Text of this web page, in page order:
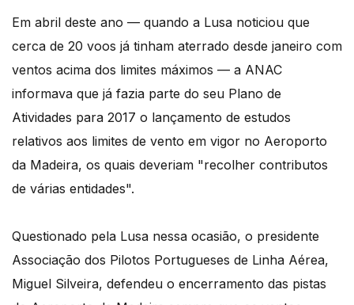
Em abril deste ano — quando a Lusa noticiou que
cerca de 20 voos já tinham aterrado desde janeiro com
ventos acima dos limites máximos — a ANAC
informava que já fazia parte do seu Plano de
Atividades para 2017 o lançamento de estudos
relativos aos limites de vento em vigor no Aeroporto
da Madeira, os quais deveriam "recolher contributos
de várias entidades".
Questionado pela Lusa nessa ocasião, o presidente
Associação dos Pilotos Portugueses de Linha Aérea,
Miguel Silveira, defendeu o encerramento das pistas